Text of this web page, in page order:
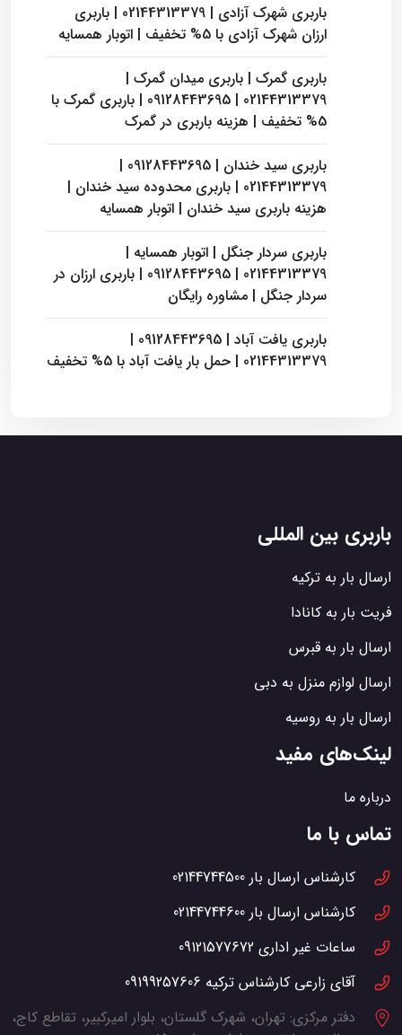
باربری شهرک آزادی | 02144313379 | باربری
ارزان شهرک آزادی با 5% تخفیف | اتوبار همسایه
باربری گمرک | باربری میدان گمرک |
02144313379 | 09128443695 | باربری گمرک با
5% تخفیف | هزینه باربری در گمرک
باربری سید خندان | 09128443695 |
02144313379 | باربری محدوده سید خندان |
هزینه باربری سید خندان | اتوبار همسایه
باربری سردار جنگل | اتوبار همسایه |
02144313379 | 09128443695 | باربری ارزان در
سردار جنگل | مشاوره رایگان
باربری یافت آباد | 09128443695 |
02144313379 | حمل بار یافت آباد با 5% تخفیف
باربری بین المللی
ارسال بار به ترکیه
فریت بار به کانادا
ارسال بار به قبرس
ارسال لوازم منزل به دبی
ارسال بار به روسیه
لینک‌های مفید
درباره ما
تماس با ما
کارشناس ارسال بار 02144744500
کارشناس ارسال بار 02144744600
ساعات غیر اداری 09121577672
آقای زارعی کارشناس ترکیه 09199257606
دفتر مرکزی: تهران، شهرک گلستان، بلوار امیرکبیر، تقاطع کاج،